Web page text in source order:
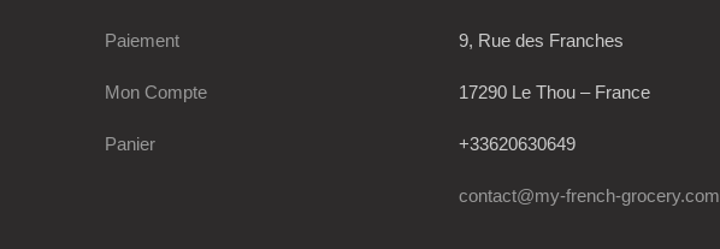
Paiement
Mon Compte
Panier
9, Rue des Franches
17290 Le Thou – France
+33620630649
contact@my-french-grocery.com